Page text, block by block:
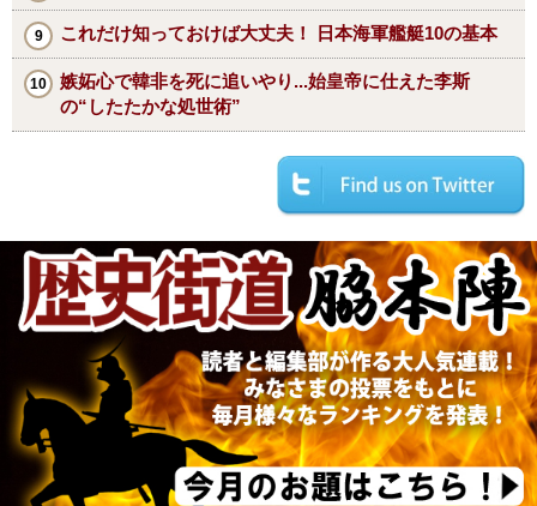
これだけ知っておけば大丈夫！ 日本海軍艦艇10の基本
嫉妬心で韓非を死に追いやり...始皇帝に仕えた李斯
の“したたかな処世術”